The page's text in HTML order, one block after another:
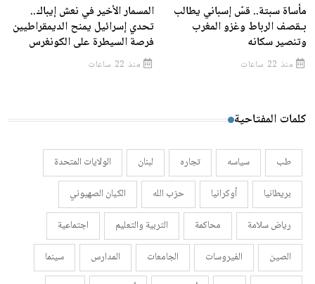
مأساة سبتة.. قسّ إسباني يطالب
بـقصف الرباط وغزو المغرب
وتنصير سكانه
منذ 22 ساعات
المسمار الأخير في نعش إيباك..
تحدي إسرائيل يمنح الديمقراطيين
فرصة السيطرة على الكونغرس
منذ 22 ساعات
كلمات المفتاحية
طب سياسه تجاره لبنان
الولايات المتحدة
بريطانيا
أوكرانيا حزب الله
الكيان الصهيوني
رياض سلامة
محاكمة التربية والتعليم
اجتماعية
الصين
الفيروسات الجامعات المدارس
سينما